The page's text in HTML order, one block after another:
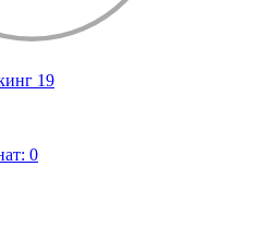
19
0